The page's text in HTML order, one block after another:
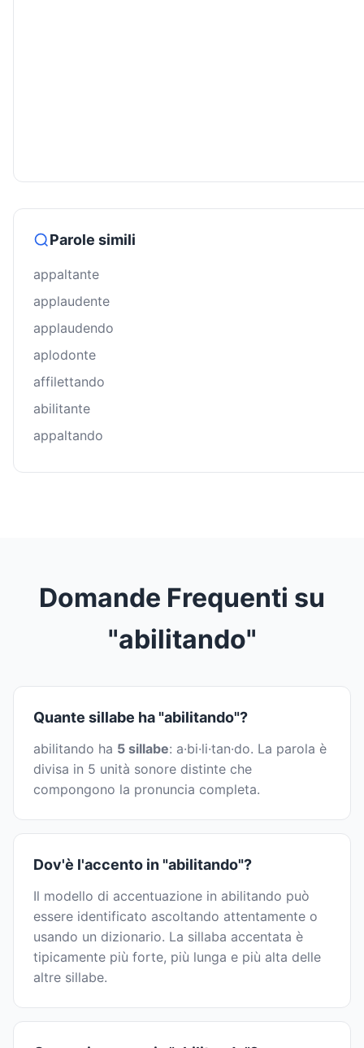
Parole simili
appaltante
applaudente
applaudendo
aplodonte
affilettando
abilitante
appaltando
Domande Frequenti su
"abilitando"
Quante sillabe ha "abilitando"?
abilitando ha 5 sillabe: a·bi·li·tan·do. La parola è
divisa in 5 unità sonore distinte che
compongono la pronuncia completa.
Dov'è l'accento in "abilitando"?
Il modello di accentuazione in abilitando può
essere identificato ascoltando attentamente o
usando un dizionario. La sillaba accentata è
tipicamente più forte, più lunga e più alta delle
altre sillabe.